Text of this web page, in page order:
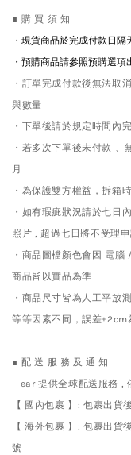
∎ 購 買 須 知
・現貨商品於完成付款日隔
・預購商品請參照預購選項
・訂單完成付款後無法取
與數量
・下單後請於規定時間內
・若多次下單後未付款
月
・為保護雙方權益，拆箱
・如有瑕疵狀況請於七
照片 , 超過七日將不受理
・商品圖檔顏色會因 電
商品皆以實品為準
・商品尺寸皆為人工平放
等等因素不同，誤差±2cm
∎ 配 送 服 務 及 通 知
ear 提供全球配送服務 ,
【 國內包裹 】: 包裹出貨
【 海外包裹 】: 包裹出貨
號